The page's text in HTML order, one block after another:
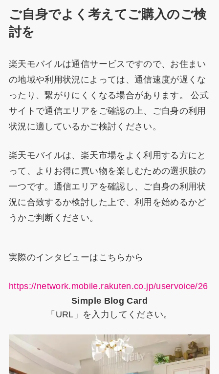
ご自身でよく考えてご購入のご検
討を
楽天モバイルは通信サービスですので、お住まい
の地域や利用状況によっては、通信速度が遅くな
ったり、繋がりにくくなる場合があります。 公式
サイトで通信エリアをご確認の上、ご自身の利用
状況に適しているかご検討ください。
楽天モバイルは、楽天市場をよく利用する方にと
って、よりお得に買い物を楽しむための選択肢の
一つです。通信エリアを確認し、ご自身の利用状
況に合致するか検討した上で、利用を始めるかど
うかご判断ください。
実際のインタビューはこちらから
https://network.mobile.rakuten.co.jp/uservoice/26
Simple Blog Card
「URL」を入力してください。